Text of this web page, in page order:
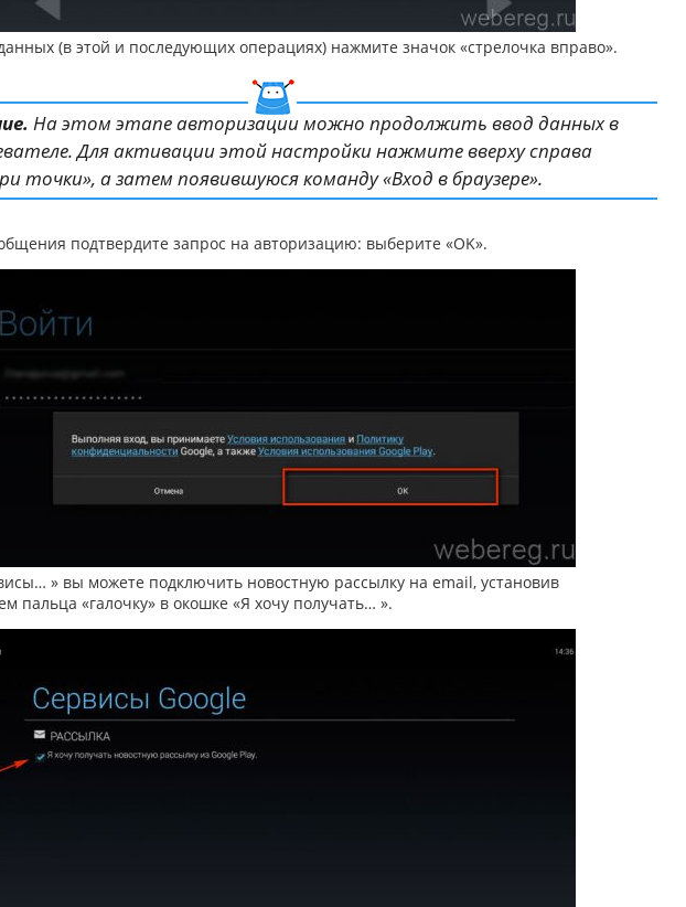
(в этой и последующих операциях) нажмите значок «стрелочка вправо».
На этом этапе авторизации можно продолжить ввод данных в
Для активации этой настройки нажмите вверху справа
точки», а затем появившуюся команду «Вход в браузере».
подтвердите запрос на авторизацию: выберите «OK».
» вы можете подключить новостную рассылку на email, установив
пальца «галочку» в окошке «Я хочу получать… ».